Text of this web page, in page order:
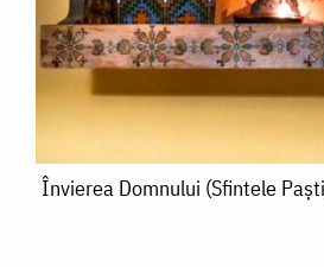
Învierea
Învierea Domnului (Sfintele